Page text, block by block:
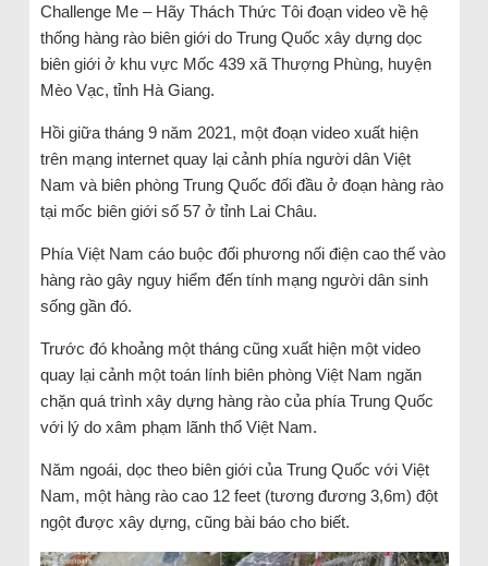
Challenge Me – Hãy Thách Thức Tôi đoạn video về hệ
thống hàng rào biên giới do Trung Quốc xây dựng dọc
biên giới ở khu vực Mốc 439 xã Thượng Phùng, huyện
Mèo Vạc, tỉnh Hà Giang.
Hồi giữa tháng 9 năm 2021, một đoạn video xuất hiện
trên mạng internet quay lại cảnh phía người dân Việt
Nam và biên phòng Trung Quốc đối đầu ở đoạn hàng rào
tại mốc biên giới số 57 ở tỉnh Lai Châu.
Phía Việt Nam cáo buộc đối phương nối điện cao thế vào
hàng rào gây nguy hiểm đến tính mạng người dân sinh
sống gần đó.
Trước đó khoảng một tháng cũng xuất hiện một video
quay lại cảnh một toán lính biên phòng Việt Nam ngăn
chặn quá trình xây dựng hàng rào của phía Trung Quốc
với lý do xâm phạm lãnh thổ Việt Nam.
Năm ngoái, dọc theo biên giới của Trung Quốc với Việt
Nam, một hàng rào cao 12 feet (tương đương 3,6m) đột
ngột được xây dựng, cũng bài báo cho biết.